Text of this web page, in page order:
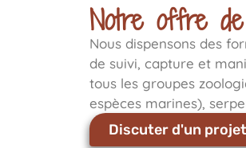
Notre offre
Nous dispensons des
de suivi, capture et
tous les groupes
espèces marines),
Discuter d'un